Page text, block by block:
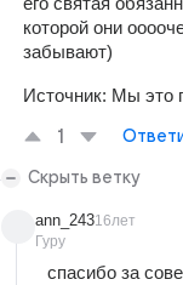
которой они
забывают)
Источник: Мы это
1
Скрыть ветку
ann_243
Гуру
16лет
спасибо за